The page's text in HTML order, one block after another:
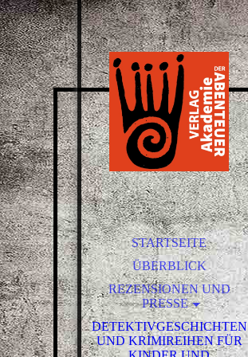
STARTSEITE
ÜBERBLICK
REZENSIONEN UND
PRESSE
NEUIGKEITEN / NEWS
AUS DEM VERLAG
DETEKTIVGESCHICHTEN
UND KRIMIREIHEN FÜR